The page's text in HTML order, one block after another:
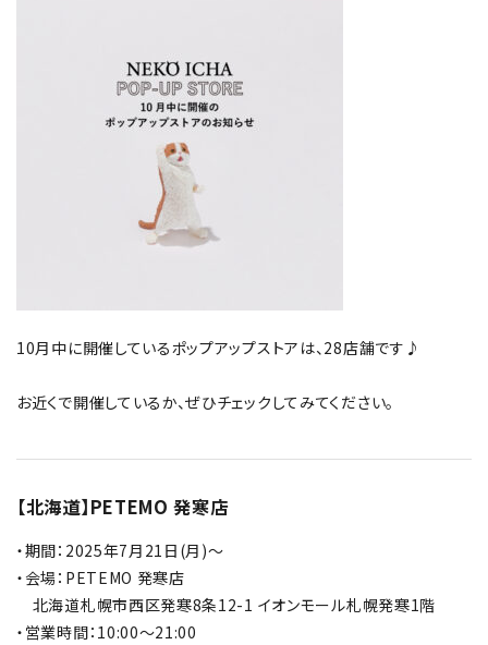
デオドラント
チャリティー
コンテンツ
お知らせ
ねこいちゃとは
FOR OVERSEAS CUSTOMERS
10月中に開催しているポップアップストアは、28店舗です♪
お近くで開催しているか、ぜひチェックしてみてください。
【北海道】PETEMO 発寒店
・期間：2025年7月21日(月)～
・会場：PETEMO 発寒店
北海道札幌市西区発寒8条12-1 イオンモール札幌発寒1階
・営業時間：10:00～21:00